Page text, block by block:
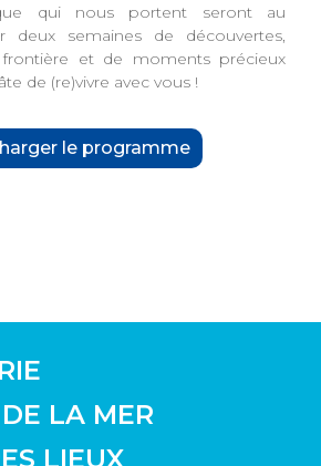
qui nous portent seront au
deux semaines de découvertes,
frontière et de moments précieux
de (re)vivre avec vous !
le programme
LA MER
LIEUX